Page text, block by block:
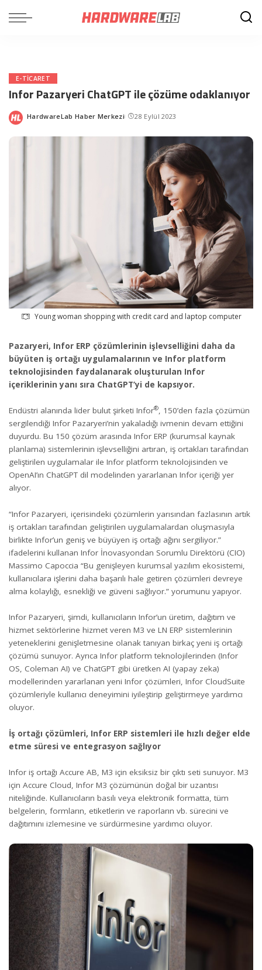
E-TICARET
Infor Pazaryeri ChatGPT ile çözüme odaklanıyor
Posted
HardwareLab Haber Merkezi 28 Eylül 2023
Young woman shopping with credit card and laptop computer
Pazaryeri, Infor ERP çözümlerinin işlevselliğini daha da
büyüten iş ortağı uygulamalarının ve Infor platform
teknolojisinden faydalanarak oluşturulan Infor
içeriklerinin yanı sıra ChatGPT’yi de kapsıyor.
Endüstri alanında lider bulut şirketi Infor®, 150’den fazla çözümün
sergilendiği Infor Pazaryeri’nin yakaladığı ivmenin devam ettiğini
duyurdu. Bu 150 çözüm arasında Infor ERP (kurumsal kaynak
planlama) sistemlerinin işlevselliğini artıran, iş ortakları tarafından
geliştirilen uygulamalar ile Infor platform teknolojisinden ve
OpenAI’ın ChatGPT dil modelinden yararlanan Infor içeriği yer
alıyor.
“Infor Pazaryeri, içerisindeki çözümlerin yarısından fazlasının artık
iş ortakları tarafından geliştirilen uygulamalardan oluşmasıyla
birlikte Infor’un geniş ve büyüyen iş ortağı ağını sergiliyor.”
ifadelerini kullanan Infor İnovasyondan Sorumlu Direktörü (CIO)
Massimo Capoccia “Bu genişleyen kurumsal yazılım ekosistemi,
kullanıcılara işlerini daha başarılı hale getiren çözümleri devreye
alma kolaylığı, esnekliği ve güveni sağlıyor.” yorumunu yapıyor.
Infor Pazaryeri, şimdi, kullanıcıların Infor’un üretim, dağıtım ve
hizmet sektörlerine hizmet veren M3 ve LN ERP sistemlerinin
yeteneklerini genişletmesine olanak tanıyan birkaç yeni iş ortağı
çözümü sunuyor. Ayrıca Infor platform teknolojilerinden (Infor
OS, Coleman AI) ve ChatGPT gibi üretken AI (yapay zeka)
modellerinden yararlanan yeni Infor çözümleri, Infor CloudSuite
çözümleriyle kullanıcı deneyimini iyileştirip geliştirmeye yardımcı
oluyor.
İş ortağı çözümleri, Infor ERP sistemleri ile hızlı değer elde
etme süresi ve entegrasyon sağlıyor
Infor iş ortağı Accure AB, M3 için eksiksiz bir çıktı seti sunuyor. M3
için Accure Cloud, Infor M3 çözümünün doğal bir uzantısı
niteliğinde. Kullanıcıların basılı veya elektronik formatta, tüm
belgelerin, formların, etiketlerin ve raporların vb. sürecini ve
dağıtımını izlemesine ve sürdürmesine yardımcı oluyor.